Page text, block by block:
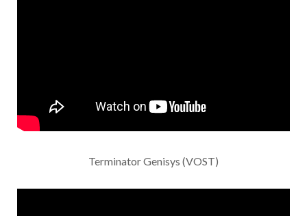
Terminator Genisys (VOST)